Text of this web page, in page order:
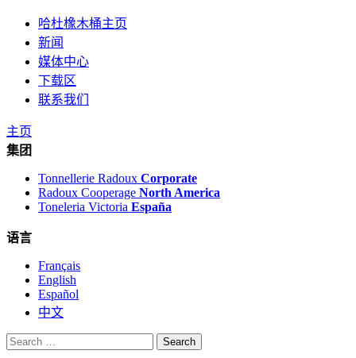
哈杜橡木桶主页
新闻
媒体中心
下载区
联系我们
主页
集团
Tonnellerie Radoux Corporate
Radoux Cooperage North America
Toneleria Victoria España
语言
Français
English
Español
中文
Search
for: